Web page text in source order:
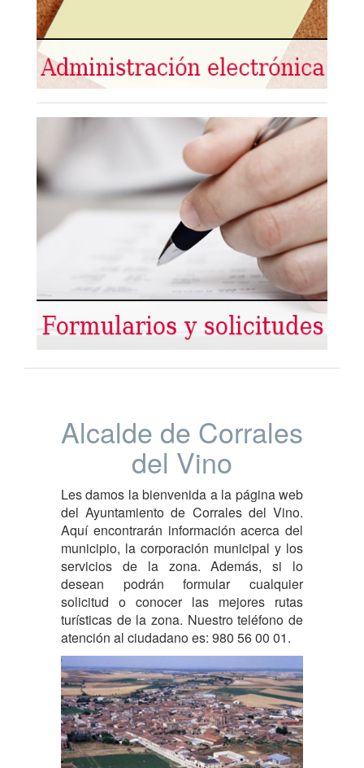
Alcalde de Corrales
del Vino
Les damos la bienvenida a la página web
del Ayuntamiento de Corrales del Vino.
Aquí encontrarán información acerca del
municipio, la corporación municipal y los
servicios de la zona. Además, si lo
desean podrán formular cualquier
solicitud o conocer las mejores rutas
turísticas de la zona. Nuestro teléfono de
atención al ciudadano es: 980 56 00 01.